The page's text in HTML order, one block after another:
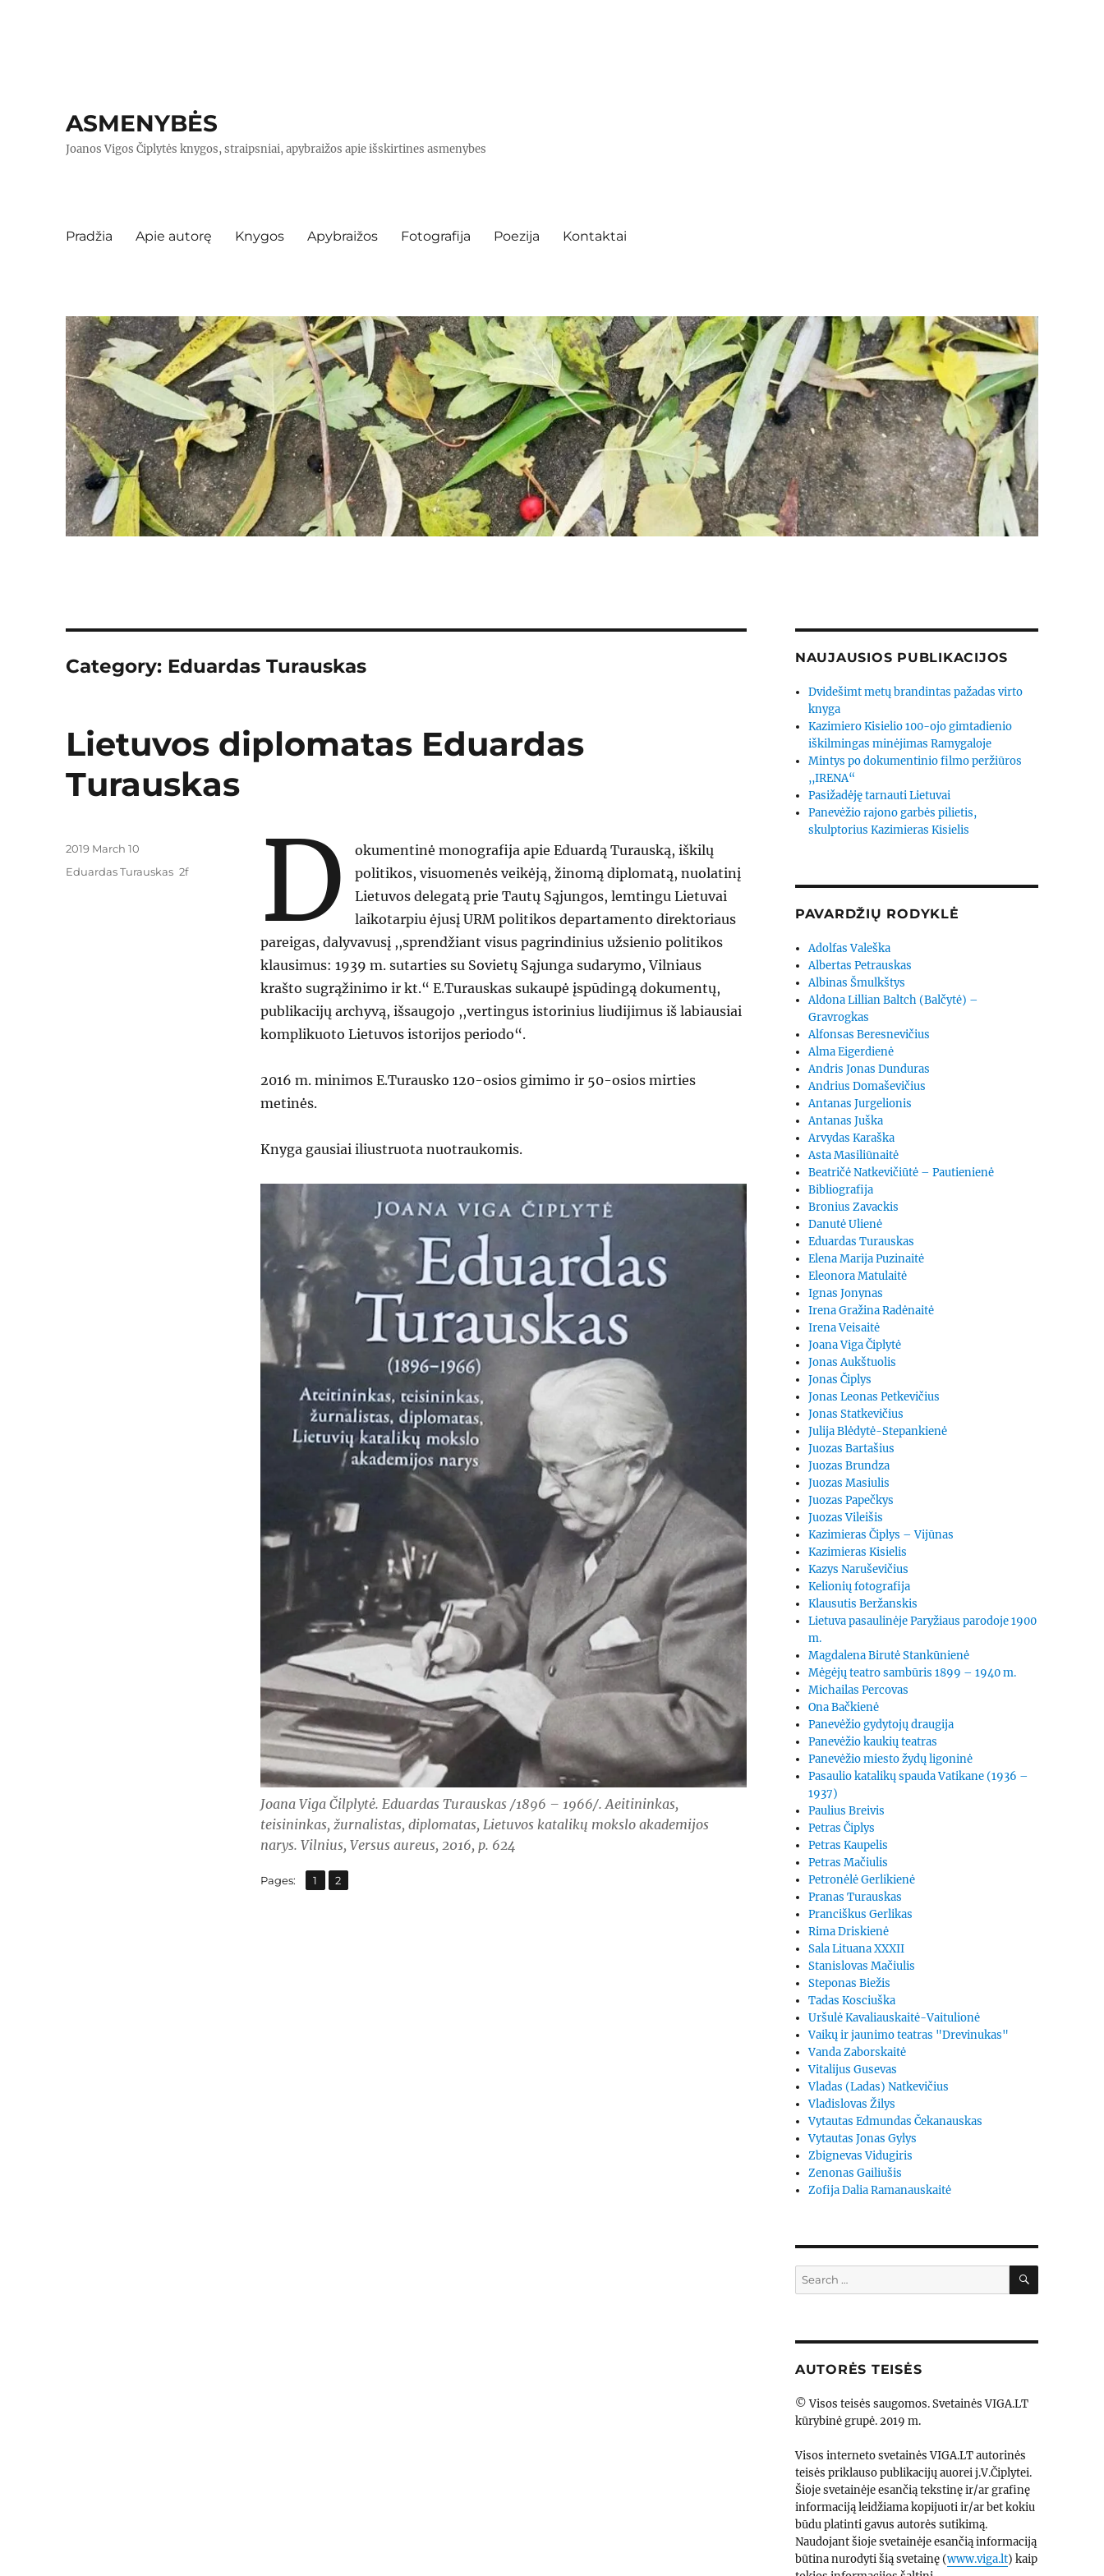
ASMENYBĖS
Joanos Vigos Čiplytės knygos, straipsniai, apybraižos apie išskirtines asmenybes
Pradžia Apie autorę Knygos Apybraižos Fotografija Poezija Kontaktai
Category: Eduardas Turauskas
Lietuvos diplomatas Eduardas
Turauskas
D
okumentinė monografija apie Eduardą Turauską, iškilų
politikos, visuomenės veikėją, žinomą diplomatą, nuolatinį
Lietuvos delegatą prie Tautų Sąjungos, lemtingu Lietuvai
laikotarpiu ėjusį URM politikos departamento direktoriaus
pareigas, dalyvavusį ,,sprendžiant visus pagrindinius užsienio politikos
klausimus: 1939 m. sutarties su Sovietų Sąjunga sudarymo, Vilniaus
krašto sugrąžinimo ir kt.“ E.Turauskas sukaupė įspūdingą dokumentų,
publikacijų archyvą, išsaugojo ,,vertingus istorinius liudijimus iš labiausiai
komplikuoto Lietuvos istorijos periodo“.
2016 m. minimos E.Turausko 120-osios gimimo ir 50-osios mirties
metinės.
Knyga gausiai iliustruota nuotraukomis.
Joana Viga Čilplytė. Eduardas Turauskas /1896 – 1966/. Aeitininkas,
teisininkas, žurnalistas, diplomatas, Lietuvos katalikų mokslo akademijos
narys. Vilnius, Versus aureus, 2016, p. 624
Pages: Page
1 ,
Page
2
Posted
on
2019 March 10
Categories
Eduardas Turauskas
NAUJAUSIOS PUBLIKACIJOS
Dvidešimt metų brandintas pažadas virto
knyga
Kazimiero Kisielio 100-ojo gimtadienio
iškilmingas minėjimas Ramygaloje
Mintys po dokumentinio filmo peržiūros
,,IRENA“
Pasižadėję tarnauti Lietuvai
Panevėžio rajono garbės pilietis,
skulptorius Kazimieras Kisielis
PAVARDŽIŲ RODYKLĖ
Adolfas Valeška
Albertas Petrauskas
Albinas Šmulkštys
Aldona Lillian Baltch (Balčytė) –
Gravrogkas
Alfonsas Beresnevičius
Alma Eigerdienė
Andris Jonas Dunduras
Andrius Domaševičius
Antanas Jurgelionis
Antanas Juška
Arvydas Karaška
Asta Masiliūnaitė
Beatričė Natkevičiūtė – Pautienienė
Bibliografija
Bronius Zavackis
Danutė Ulienė
Eduardas Turauskas
Elena Marija Puzinaitė
Eleonora Matulaitė
Ignas Jonynas
Irena Gražina Radėnaitė
Irena Veisaitė
Joana Viga Čiplytė
Jonas Aukštuolis
Jonas Čiplys
Jonas Leonas Petkevičius
Jonas Statkevičius
Julija Blėdytė-Stepankienė
Juozas Bartašius
Juozas Brundza
Juozas Masiulis
Juozas Papečkys
Juozas Vileišis
Kazimieras Čiplys – Vijūnas
Kazimieras Kisielis
Kazys Naruševičius
Kelionių fotografija
Klausutis Beržanskis
Lietuva pasaulinėje Paryžiaus parodoje 1900
m.
Magdalena Birutė Stankūnienė
Mėgėjų teatro sambūris 1899 – 1940 m.
Michailas Percovas
Ona Bačkienė
Panevėžio gydytojų draugija
Panevėžio kaukių teatras
Panevėžio miesto žydų ligoninė
Pasaulio katalikų spauda Vatikane (1936 –
1937)
Paulius Breivis
Petras Čiplys
Petras Kaupelis
Petras Mačiulis
Petronėlė Gerlikienė
Pranas Turauskas
Pranciškus Gerlikas
Rima Driskienė
Sala Lituana XXXII
Stanislovas Mačiulis
Steponas Biežis
Tadas Kosciuška
Uršulė Kavaliauskaitė-Vaitulionė
Vaikų ir jaunimo teatras "Drevinukas"
Vanda Zaborskaitė
Vitalijus Gusevas
Vladas (Ladas) Natkevičius
Vladislovas Žilys
Vytautas Edmundas Čekanauskas
Vytautas Jonas Gylys
Zbignevas Vidugiris
Zenonas Gailiušis
Zofija Dalia Ramanauskaitė
Search
for:
SEARCH
AUTORĖS TEISĖS
© Visos teisės saugomos. Svetainės VIGA.LT
kūrybinė grupė. 2019 m.
Visos interneto svetainės VIGA.LT autorinės
teisės priklauso publikacijų auorei j.V.Čiplytei.
Šioje svetainėje esančią tekstinę ir/ar grafinę
informaciją leidžiama kopijuoti ir/ar bet kokiu
būdu platinti gavus autorės sutikimą.
Naudojant šioje svetainėje esančią informaciją
būtina nurodyti šią svetainę (www.viga.lt) kaip